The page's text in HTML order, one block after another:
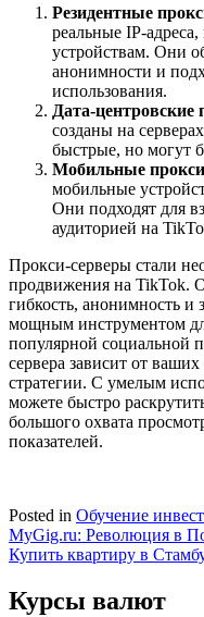
Резидентные
реальные IP-
устройствам. Они
анонимности и
использования.
Дата-центровские
созданы на
быстрые, но могут
Мобильные
мобильные
Они подходят для
аудиторией на
Прокси-серверы стали
продвижения на TikTok.
гибкость, анонимность и
мощным инструментом
популярной социальной
сервера зависит от
стратегии. С умелым
можете быстро
большого охвата
показателей.
Posted in Обучение
Навигация
по
записям
MyGig.ru: Революция в
Купить квартиру в
Курсы валют